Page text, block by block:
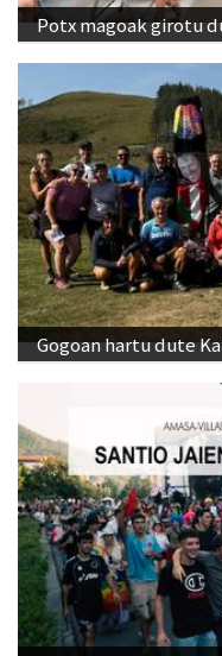
Potx magoak girotu
Gogoan hartu dute